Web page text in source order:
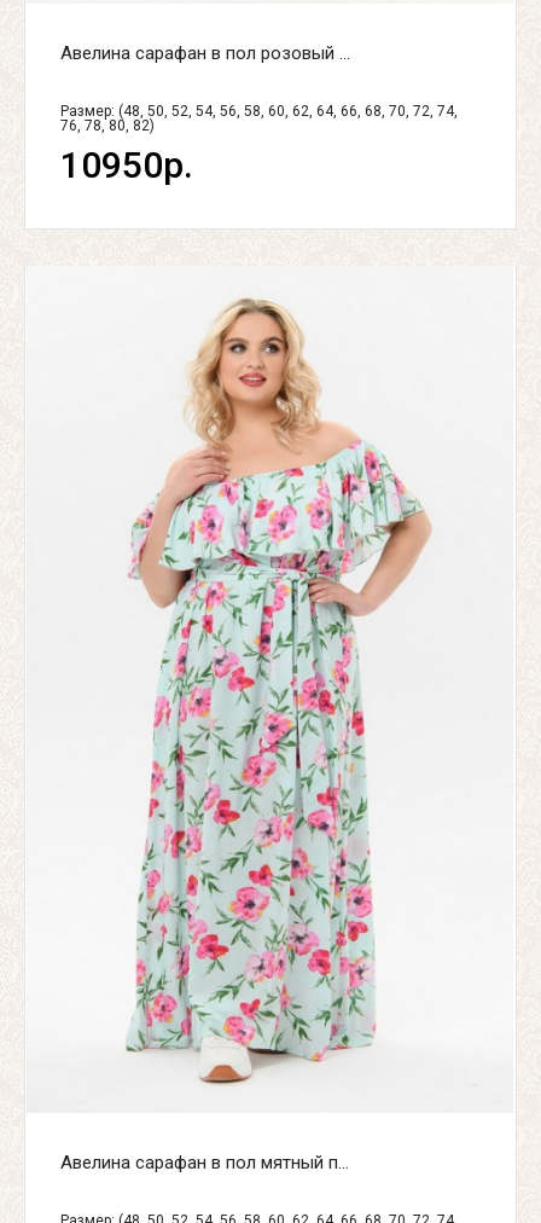
Авелина сарафан в пол розовый ...
Размер: (48, 50, 52, 54, 56, 58, 60, 62, 64, 66, 68, 70, 72, 74,
76, 78, 80, 82)
10950р.
Авелина сарафан в пол мятный п...